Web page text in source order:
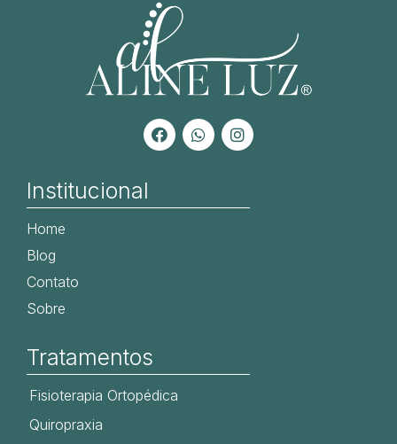
Institucional
Home
Blog
Contato
Sobre
Tratamentos
Fisioterapia Ortopédica
Quiropraxia